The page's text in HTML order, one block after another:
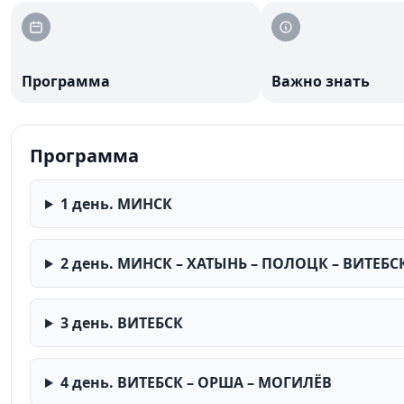
вас встретят элегантные залы Румянцевых и
воспоминания о путешествии по её восточным
Программа Важно знать
Программа
1 день. МИНСК
2 день. МИНСК – ХАТЫНЬ – ПОЛОЦК –
3 день. ВИТЕБСК
4 день. ВИТЕБСК – ОРША – МОГИЛЁВ